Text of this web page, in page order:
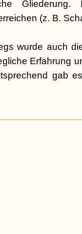
Gliederung.
(z. B.
wurde auch
Erfahrung
gab